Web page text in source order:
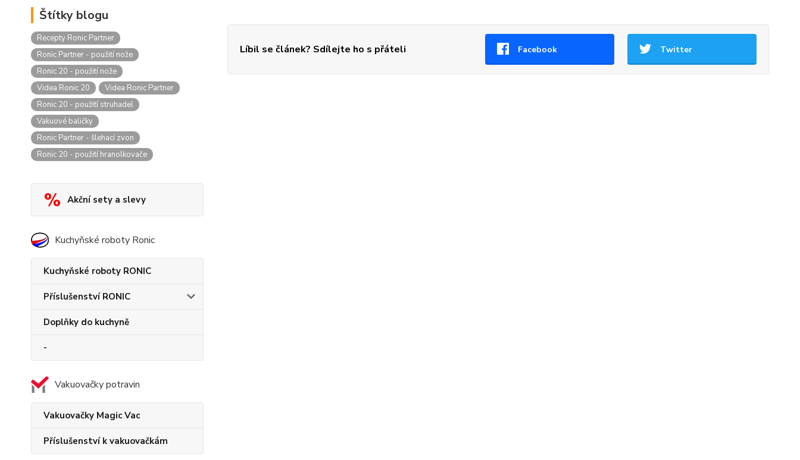
Štítky blogu
Recepty Ronic Partner
Ronic Partner - použití nože
Ronic 20 - použití nože
Videa Ronic 20
Videa Ronic Partner
Ronic 20 - použití struhadel
Vakuové baličky
Ronic Partner - šlehací zvon
Ronic 20 - použití hranolkovače
Akční sety a slevy
Kuchyňské roboty Ronic
Kuchyňské roboty RONIC
Příslušenství RONIC
Doplňky do kuchyně
-
Vakuovačky potravin
Vakuovačky Magic Vac
Příslušenství k vakuovačkám
Líbil se článek? Sdílejte ho s přáteli Facebook Twitter